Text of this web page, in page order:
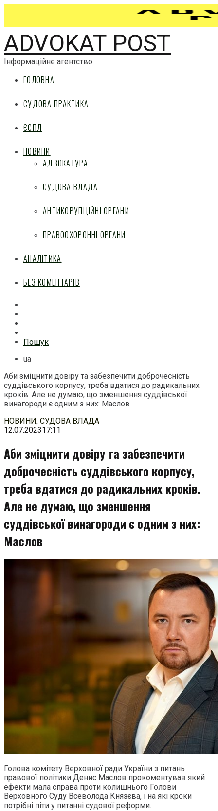
ADVOKAT POST
Інформаційне агентство
ГОЛОВНА
СУДОВА ПРАКТИКА
ЄСПЛ
НОВИНИ
АДВОКАТУРА
СУДОВА ВЛАДА
АНТИКОРУПЦІЙНІ ОРГАНИ
ПРАВООХОРОННІ ОРГАНИ
АНАЛІТИКА
БЕЗ КОМЕНТАРІВ
Пошук
ua
Аби зміцнити довіру та забезпечити доброчесність
суддівського корпусу, треба вдатися до радикальних
кроків. Але не думаю, що зменшення суддівської
винагороди є одним з них: Маслов
Перейти
до
НОВИНИ, СУДОВА ВЛАДА
12.07.202317:11
Аби зміцнити довіру та забезпечити
доброчесність суддівського корпусу,
треба вдатися до радикальних кроків.
Але не думаю, що зменшення
суддівської винагороди є одним з них:
Маслов
Голова комітету Верховної ради України з питань
правової політики Денис Маслов прокоментував який
ефекти мала справа проти колишнього Голови
Верховного Суду Всеволода Князєва, і на які кроки
потрібні піти у питанні судової реформи.